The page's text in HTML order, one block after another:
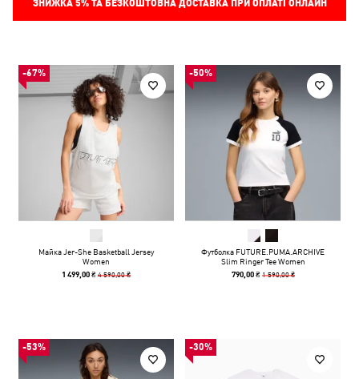
ЗНИЖКА 5%ТА БЕЗКОШТОВНА ДОСТАВКА ПРИ ОПЛАТІ ОНЛАЙН
-67%
Майка Jer-She Basketball Jersey
Women
1 499,00 ₴4 590,00 ₴
-50%
Футболка FUTURE.PUMA.ARCHIVE
Slim Ringer Tee Women
790,00 ₴ 1 590,00 ₴
-53% -30%